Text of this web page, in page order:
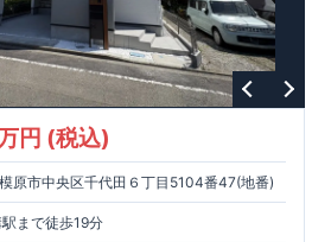
円 (税込)
原市中央区千代田６丁目5104番47(地番)
まで徒歩19分